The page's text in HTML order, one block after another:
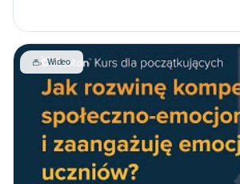
Wideo